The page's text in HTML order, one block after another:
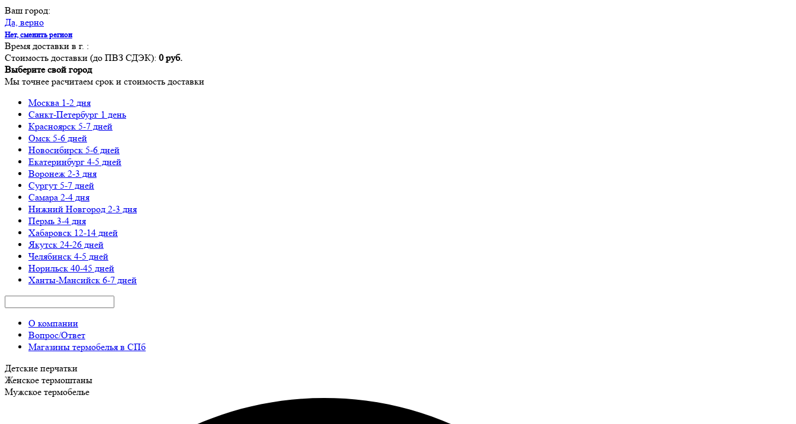
Ваш город:
Да, верно
Нет, сменить регион
Время доставки в г. :
Стоимость доставки (до ПВЗ СДЭК): 0 руб.
Выберите свой город
Мы точнее расчитаем срок и стоимость доставки
Москва 1-2 дня
Санкт-Петербург 1 день
Красноярск 5-7 дней
Омск 5-6 дней
Новосибирск 5-6 дней
Екатеринбург 4-5 дней
Воронеж 2-3 дня
Сургут 5-7 дней
Самара 2-4 дня
Нижний Новгород 2-3 дня
Пермь 3-4 дня
Хабаровск 12-14 дней
Якутск 24-26 дней
Челябинск 4-5 дней
Норильск 40-45 дней
Ханты-Мансийск 6-7 дней
О компании
Вопрос/Ответ
Магазины термобелья в СПб
Детские перчатки
Женское термоштаны
Мужское термобелье